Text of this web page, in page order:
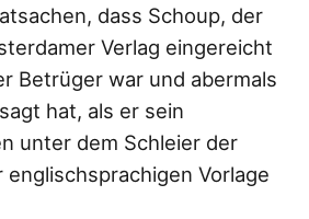
dass Schoup, der
Verlag eingereicht
Betrüger war und abermals
hat, als er sein
unter dem Schleier der
Vorlage